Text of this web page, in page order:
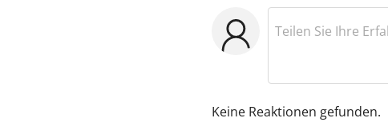
Keine Reaktionen gefunden.